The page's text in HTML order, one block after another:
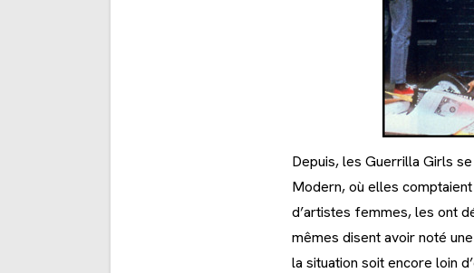
Depuis, les Guerrilla Girls
Modern, où elles
d’artistes femmes, les ont
mêmes disent avoir noté
la situation soit encore loin